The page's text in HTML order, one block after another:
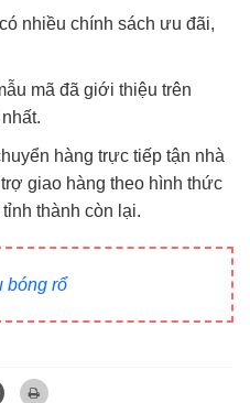
nhiều chính sách ưu đãi,
mã đã giới thiệu trên
hàng trực tiếp tận nhà
giao hàng theo hình thức
thành còn lại.
bóng rổ